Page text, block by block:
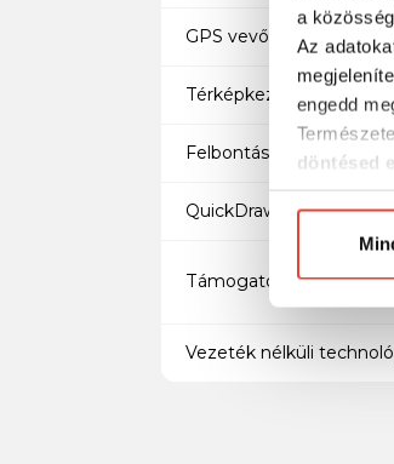
a
Az
engedd
döntésed
Előre is
GPS vevő típusa:
Térképkezelés:
Felbontás:
QuickDraw Contours
Támogatott
Vezeték nélküli